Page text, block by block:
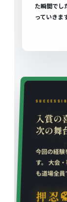
た瞬間でし
っていきま
入賞の
次の舞
今回の経験
す。 大会
も道場全
押忍